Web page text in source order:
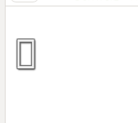
Hochzeits
Fotobox mit Zubehör